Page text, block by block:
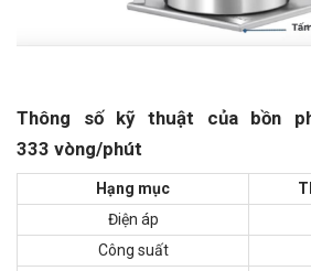
Thông số kỹ thuật của bồn
333 vòng/phút
Hạng mục
Điện áp
Công suất